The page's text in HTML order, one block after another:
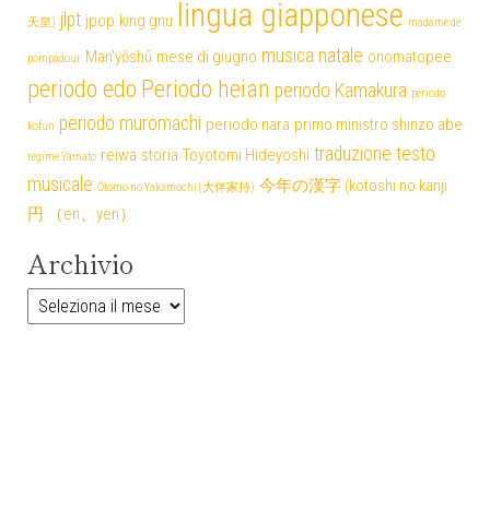
天皇) jlpt jpop king gnu lingua giapponese madame de
pompadour Man'yōshū mese di giugno musica natale onomatopee
periodo edo Periodo heian periodo Kamakura periodo
kofun periodo muromachi periodo nara primo ministro shinzo abe
regime Yamato reiwa storia Toyotomi Hideyoshi traduzione testo
musicale Ōtomo no Yakamochi (大伴家持) 今年の漢字 (kotoshi no kanji
円 （en、yen）
Archivio
Archivio